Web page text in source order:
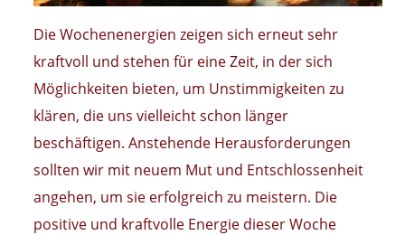
Die Wochenenergien zeigen sich erneut sehr
kraftvoll und stehen für eine Zeit, in der sich
Möglichkeiten bieten, um Unstimmigkeiten zu
klären, die uns vielleicht schon länger
beschäftigen. Anstehende Herausforderungen
sollten wir mit neuem Mut und Entschlossenheit
angehen, um sie erfolgreich zu meistern. Die
positive und kraftvolle Energie dieser Woche